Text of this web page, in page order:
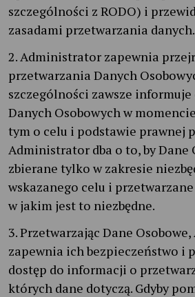
szczególności z RODO) i
zasadami przetwarzania danych.
2. Administrator zapewnia
przetwarzania Danych
szczególności zawsze
Danych Osobowych w
tym o celu i podstawie prawnej
Administrator dba o to, by Dane
zbierane tylko w zakresie
wskazanego celu i
w jakim jest to niezbędne.
3. Przetwarzając Dane
zapewnia ich bezpieczeństwo i
dostęp do informacji o
których dane dotyczą. Gdyby